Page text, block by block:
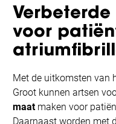
voor
Met de uitkomsten van
Groot kunnen artsen
maat maken voor
Daarnaast worden met